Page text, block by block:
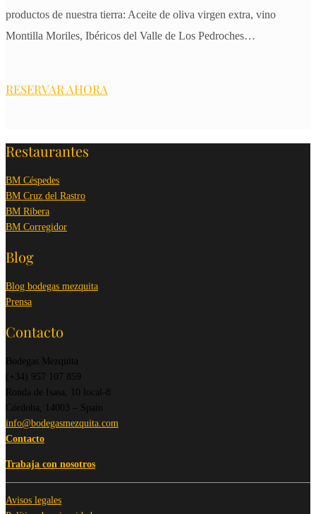
productos de nuestra tierra: Aceite de oliva virgen extra, vino
Montilla Moriles, Ibéricos del Valle de Los Pedroches…
RESERVAR AHORA
Restaurantes
BM Céspedes
BM Cruz del Rastro
BM Ribera
BM Corregidor
Blog
Blog bodegas mezquita
Prensa
Contacto
Bodegas Mezquita
(+34) 957 107 859
Ronda de Isasa, 10 local-8
Córdoba, 14003 – Spain
info@bodegasmezquita.com
Contacto
Trabaja con nosotros
Avisos legales